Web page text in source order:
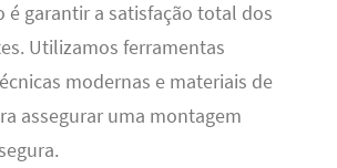
é garantir a satisfação total dos
Utilizamos ferramentas
modernas e materiais de
assegurar uma montagem